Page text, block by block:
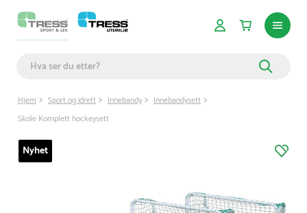
Hjem Sport og idrett Innebandy
Innebandysett
Skole Komplett hockeysett
Nyhet